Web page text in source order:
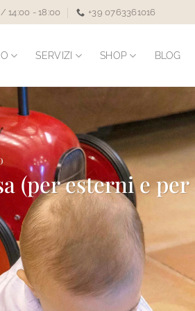
14:00 - 18:00 +39 0763361016
SERVIZI SHOP BLOG
(per esterni e